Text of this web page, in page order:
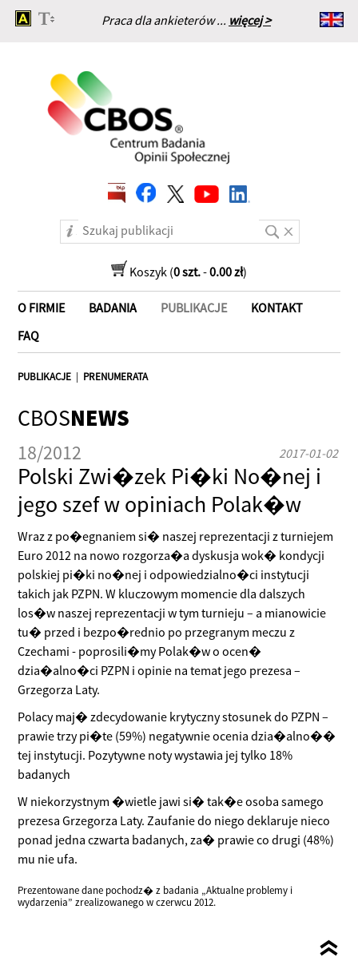
Praca dla ankieterów ... więcej >
Strona główna
Koszyk (0 szt.-0.00 zł)
O FIRMIE BADANIA PUBLIKACJE
KONTAKT
FAQ
PUBLIKACJE | PRENUMERATA
CBOSNEWS
18/2012 2017-01-02
Polski Zwi�zek Pi�ki No�nej i
jego szef w opiniach Polak�w
Wraz z po�egnaniem si� naszej reprezentacji z turniejem
Euro 2012 na nowo rozgorza�a dyskusja wok� kondycji
polskiej pi�ki no�nej i odpowiedzialno�ci instytucji
takich jak PZPN. W kluczowym momencie dla dalszych
los�w naszej reprezentacji w tym turnieju – a mianowicie
tu� przed i bezpo�rednio po przegranym meczu z
Czechami - poprosili�my Polak�w o ocen�
dzia�alno�ci PZPN i opinie na temat jego prezesa –
Grzegorza Laty.
Polacy maj� zdecydowanie krytyczny stosunek do PZPN –
prawie trzy pi�te (59%) negatywnie ocenia dzia�alno��
tej instytucji. Pozytywne noty wystawia jej tylko 18%
badanych
W niekorzystnym �wietle jawi si� tak�e osoba samego
prezesa Grzegorza Laty. Zaufanie do niego deklaruje nieco
ponad jedna czwarta badanych, za� prawie co drugi (48%)
mu nie ufa.
Prezentowane dane pochodz� z badania „Aktualne problemy i
wydarzenia” zrealizowanego w czerwcu 2012.